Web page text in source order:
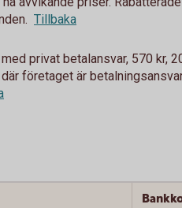
Tillbaka
privat betalansvar, 570 kr,
företaget är